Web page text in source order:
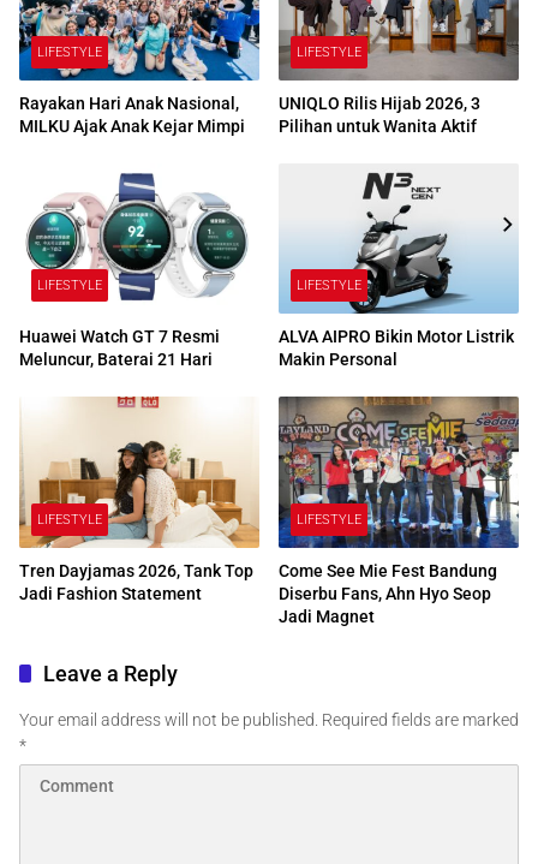
LIFESTYLE
Rayakan Hari Anak Nasional,
MILKU Ajak Anak Kejar Mimpi
LIFESTYLE
UNIQLO Rilis Hijab 2026, 3
Pilihan untuk Wanita Aktif
LIFESTYLE
Huawei Watch GT 7 Resmi
Meluncur, Baterai 21 Hari
LIFESTYLE
ALVA AIPRO Bikin Motor Listrik
Makin Personal
LIFESTYLE
Tren Dayjamas 2026, Tank Top
Jadi Fashion Statement
LIFESTYLE
Come See Mie Fest Bandung
Diserbu Fans, Ahn Hyo Seop
Jadi Magnet
Leave a Reply
Your email address will not be published. Required fields are marked
*